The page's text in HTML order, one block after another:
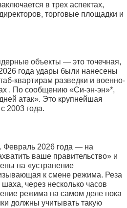
в трех аспектах,
торговые площадки и
объекты — это точечная,
года удары были нанесены
квартирам разведки и военно-
. По сообщению «Си-эн-эн»*,
атак». Это крупнейшая
2003 года.
Февраль 2026 года — на
ваше правительство» и
на «устранение
к смене режима. Реза
через несколько часов
режима на самом деле пока
должны учитывать такую